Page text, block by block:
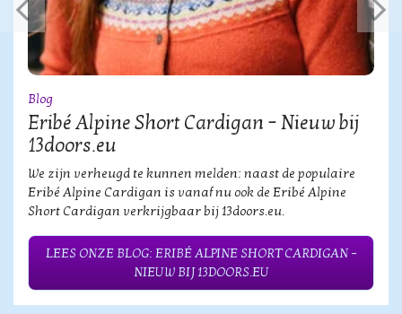
Blog
Eribé Alpine Short Cardigan – Nieuw bij
13doors.eu
We zijn verheugd te kunnen melden: naast de populaire
Eribé Alpine Cardigan is vanaf nu ook de Eribé Alpine
Short Cardigan verkrijgbaar bij 13doors.eu.
LEES ONZE BLOG: ERIBÉ ALPINE SHORT CARDIGAN –
NIEUW BIJ 13DOORS.EU